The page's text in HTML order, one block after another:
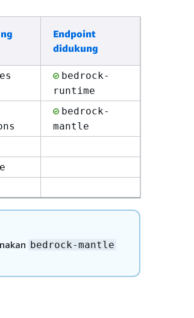
Endpoint
didukung
bedrock-
runtime
bedrock-
mantle
bedrock-mantle